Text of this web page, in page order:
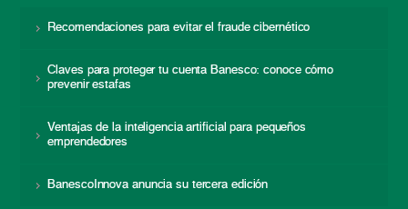
Recomendaciones para evitar el fraude cibernético
Claves para proteger tu cuenta Banesco: conoce cómo
prevenir estafas
Ventajas de la inteligencia artificial para pequeños
emprendedores
BanescoInnova anuncia su tercera edición